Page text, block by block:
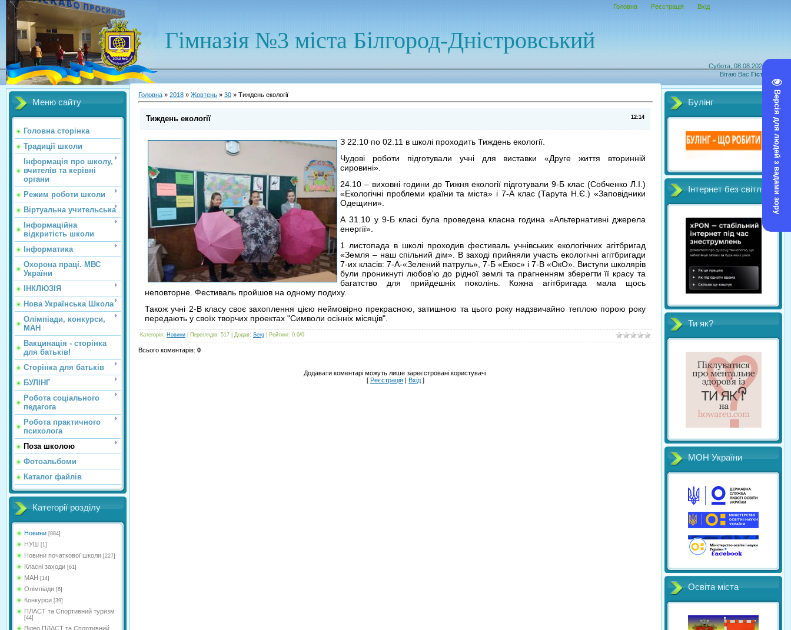
Версія для людей з вадами зору
Субота, 08.08.2026, 19:37
Вітаю Вас Гість
Гімназія №3 міста Білгород-Дністровський
Головна Реєстрація Вхід
Меню сайту
Головна сторінка
Традиції школи
Інформація про школу,
вчителів та керівні
органи
Режим роботи школи
Віртуальна учительська
Інформаційна
відкритість школи
Інформатика
Охорона праці. МВС
України
ІНКЛЮЗІЯ
Нова Українська Школа
Олімпіади, конкурси,
МАН
Вакцинація - сторінка
для батьків!
Сторінка для батьків
БУЛІНГ
Робота соціального
педагога
Робота практичного
психолога
Поза школою
Фотоальбоми
Каталог файлів
Категорії розділу
Новини [884]
НУШ [1]
Новини початкової школи [227]
Класні заходи [61]
МАН [14]
Олімпіади [6]
Конкурси [39]
ПЛАСТ та Спортивний туризм
[44]
Відео ПЛАСТ та Спортивний
Головна » 2018 » Жовтень » 30 » Тиждень екології
12:14
Тиждень екології
З 22.10 по 02.11 в школі проходить Тиждень екології.
Чудові роботи підготували учні для виставки «Друге життя вторинній
сировині».
24.10 – виховні години до Тижня екології підготували 9-Б клас (Собченко Л.І.)
«Екологічні проблеми країни та міста» і 7-А клас (Тарута Н.Є.) «Заповідники
Одещини».
А 31.10 у 9-Б класі була проведена класна година «Альтернативні джерела
енергії».
1 листопада в школі проходив фестиваль учнівських екологічних агітбригад
«Земля – наш спільний дім». В заході прийняли участь екологічні агітбригади
7-их класів: 7-А-«Зелений патруль», 7-Б «Екос» і 7-В «ОкО». Виступи школярів
були проникнуті любов’ю до рідної землі та прагненням зберегти її красу та
багатство для прийдешніх поколінь. Кожна агітбригада мала щось
неповторне. Фестиваль пройшов на одному подиху.
Також учні 2-В класу своє захоплення цією неймовірно прекрасною, затишною та цього року надзвичайно теплою порою року
передають у своїх творчих проектах "Символи осінніх місяців".
Категорія: Новини Переглядів: 517 | Додав: Serg Рейтинг: 0.0/0
Всього коментарів: 0
Додавати коментарі можуть лише зареєстровані користувачі.
[ Реєстрація | Вхід ]
Булінг
Інтернет без світл
Ти як?
МОН України
Освіта міста